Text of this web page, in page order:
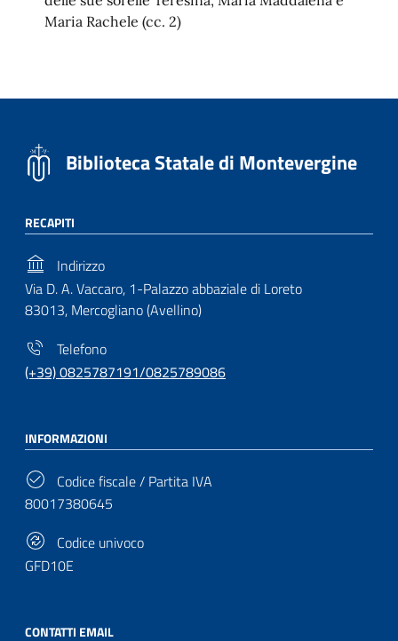
Maria Rachele (cc. 2)
Biblioteca Statale di Montevergine
RECAPITI
Indirizzo
Via D. A. Vaccaro, 1-Palazzo abbaziale di Loreto
83013, Mercogliano (Avellino)
Telefono
(+39) 0825787191/0825789086
INFORMAZIONI
Codice fiscale / Partita IVA
80017380645
Codice univoco
GFD10E
CONTATTI EMAIL